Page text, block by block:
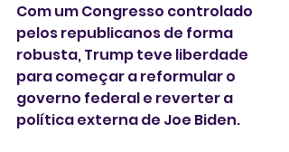
Com um Congresso controlado
pelos republicanos de forma
robusta, Trump teve liberdade
para começar a reformular o
governo federal e reverter a
política externa de Joe Biden.